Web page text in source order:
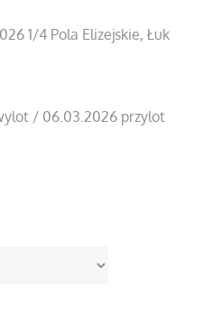
1/4 Pola Elizejskie, Łuk
/ 06.03.2026 przylot